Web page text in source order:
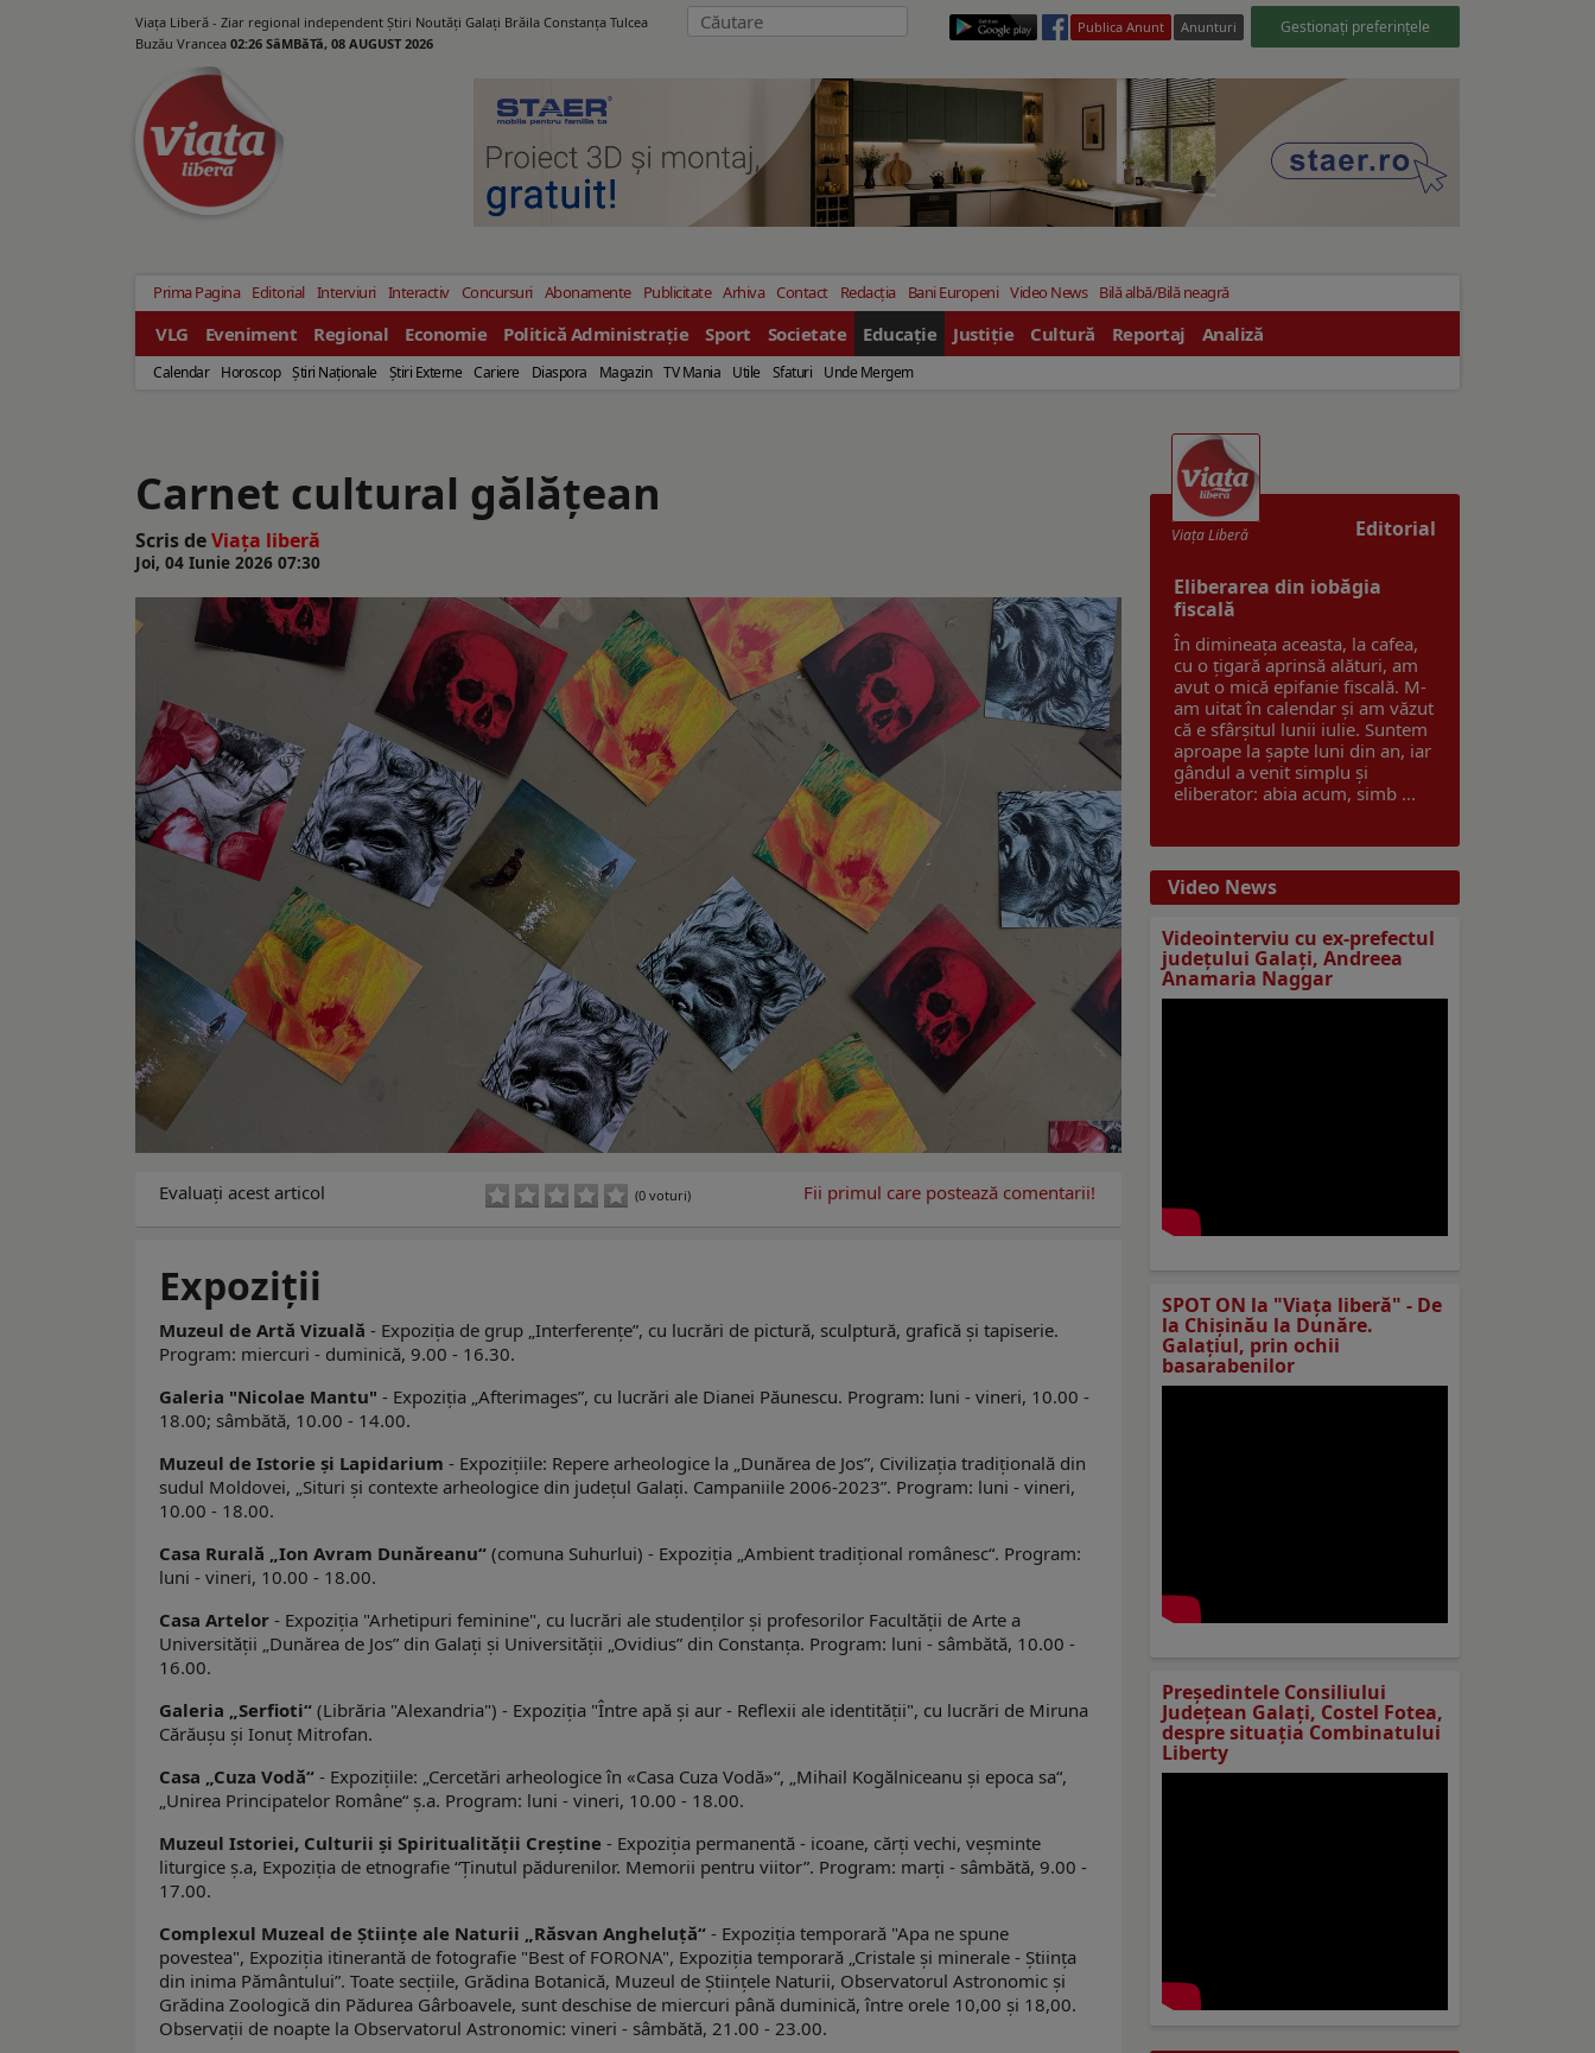
Viața Liberă - Ziar regional independent Știri Noutăți Galaţi Brăila Constanţa Tulcea
Buzău Vrancea 02:26 SâMBăTă, 08 AUGUST 2026
Publica Anunt Anunturi Gestionați preferințele
Prima Pagina Editorial Interviuri Interactiv Concursuri Abonamente Publicitate Arhiva Contact Redacția Bani Europeni Video News Bilă albă/Bilă neagră
VLG Eveniment Regional Economie Politică Administrație Sport Societate Educație Justiție Cultură Reportaj Analiză
Calendar Horoscop Ştiri Naţionale Ştiri Externe Cariere Diaspora Magazin TV Mania Utile Sfaturi Unde Mergem
Carnet cultural gălățean
Scris deViaţa liberă
Joi, 04 Iunie 2026 07:30
Evaluaţi acest articol (0 voturi) Fii primul care postează comentarii!
Expoziţii
Muzeul de Artă Vizuală - Expoziția de grup „Interferențeˮ, cu lucrări de pictură, sculptură, grafică și tapiserie.
Program: miercuri - duminică, 9.00 - 16.30.
Galeria "Nicolae Mantu" - Expoziţia „Afterimagesˮ, cu lucrări ale Dianei Păunescu. Program: luni - vineri, 10.00 -
18.00; sâmbătă, 10.00 - 14.00.
Muzeul de Istorie şi Lapidarium - Expoziţiile: Repere arheologice la „Dunărea de Jos”, Civilizaţia tradiţională din
sudul Moldovei, „Situri şi contexte arheologice din judeţul Galaţi. Campaniile 2006-2023”. Program: luni - vineri,
10.00 - 18.00.
Casa Rurală „Ion Avram Dunăreanu“ (comuna Suhurlui) - Expoziţia „Ambient tradiţional românesc“. Program:
luni - vineri, 10.00 - 18.00.
Casa Artelor - Expoziţia "Arhetipuri feminine", cu lucrări ale studenţilor şi profesorilor Facultăţii de Arte a
Universităţii „Dunărea de Jos” din Galaţi şi Universităţii „Ovidius” din Constanța. Program: luni - sâmbătă, 10.00 -
16.00.
Galeria
Serfioti“ (Librăria "Alexandria") - Expoziția "Între apă şi aur - Reflexii ale identității", cu lucrări de Miruna
Cărăuşu şi Ionuț Mitrofan.
Casa „Cuza Vodă“ - Expoziţiile: „Cercetări arheologice în «Casa Cuza Vodă»“, „Mihail Kogălniceanu şi epoca sa“,
„Unirea Principatelor Române“ ş.a. Program: luni - vineri, 10.00 - 18.00.
Muzeul Istoriei, Culturii şi Spiritualităţii Creştine - Expoziţia permanentă - icoane, cărţi vechi, veşminte
liturgice ş.a, Expoziția de etnografie “Ținutul pădurenilor. Memorii pentru viitor”. Program: marți - sâmbătă, 9.00 -
17.00.
Complexul Muzeal de Ştiinţe ale Naturii „Răsvan Angheluţă“ - Expoziţia temporară "Apa ne spune
povestea", Expoziția itinerantă de fotografie "Best of FORONA", Expoziția temporară „Cristale și minerale - Știința
din inima Pământului”. Toate secţiile, Grădina Botanică, Muzeul de Ştiinţele Naturii, Observatorul Astronomic şi
Grădina Zoologică din Pădurea Gârboavele, sunt deschise de miercuri până duminică, între orele 10,00 şi 18,00.
Observații de noapte la Observatorul Astronomic: vineri - sâmbătă, 21.00 - 23.00.
Editorial
Viaţa Liberă
Eliberarea din iobăgia
fiscală
În dimineața aceasta, la cafea,
cu o țigară aprinsă alături, am
avut o mică epifanie fiscală. M-
am uitat în calendar și am văzut
că e sfârșitul lunii iulie. Suntem
aproape la șapte luni din an, iar
gândul a venit simplu și
eliberator: abia acum, simb ...
Video News
Videointerviu cu ex-prefectul
judeţului Galaţi, Andreea
Anamaria Naggar
SPOT ON la "Viaţa liberă" - De
la Chișinău la Dunăre.
Galațiul, prin ochii
basarabenilor
Preşedintele Consiliului
Judeţean Galaţi, Costel Fotea,
despre situaţia Combinatului
Liberty